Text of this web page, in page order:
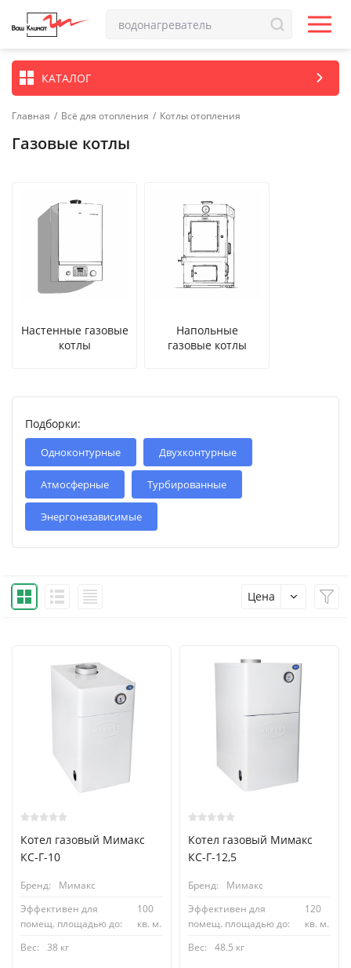
КАТАЛОГ
Главная / Всё для отопления / Котлы отопления
Газовые котлы
Настенные газовые
котлы
Напольные
газовые котлы
Подборки:
Одноконтурные Двухконтурные
Атмосферные Турбированные
Энергонезависимые
Цена
Котел газовый Мимакс
КС-Г-10
Бренд:
Мимакс
Эффективен для
помещ. площадью до:
100
кв. м.
Вес:
38 кг
Котел газовый Мимакс
КС-Г-12,5
Бренд:
Мимакс
Эффективен для
помещ. площадью до:
120
кв. м.
Вес:
48.5 кг